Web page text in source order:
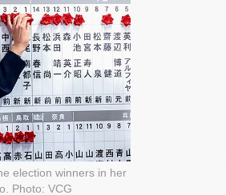
election winners in her
Photo: VCG